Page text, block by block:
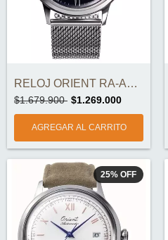
RELOJ ORIENT RA-AC0019L ORIGINAL
$1.679.900 $1.269.000
25% OFF